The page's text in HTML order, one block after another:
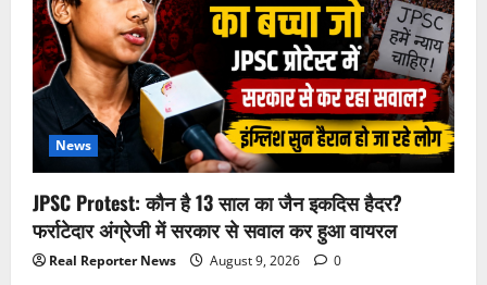
News
JPSC Protest: कौन है 13 साल का जैन इकदिस हैदर?
फर्राटेदार अंग्रेजी में सरकार से सवाल कर हुआ वायरल
Real Reporter News August 9, 2026 0